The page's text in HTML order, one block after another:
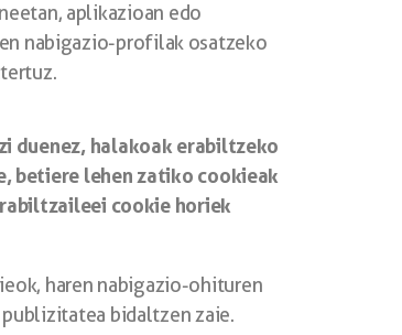
aplikazioan edo
nabigazio-profilak osatzeko
duenez, halakoak erabiltzeko
betiere lehen zatiko cookieak
cookie horiek
haren nabigazio-ohituren
bidaltzen zaie.